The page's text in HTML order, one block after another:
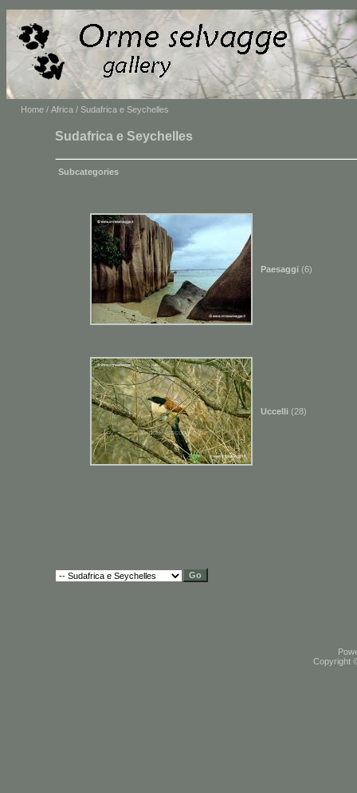
Home / Africa / Sudafrica e Seychelles
Sudafrica e Seychelles
Subcategories
Paesaggi (6)
Uccelli (28)
Copyright